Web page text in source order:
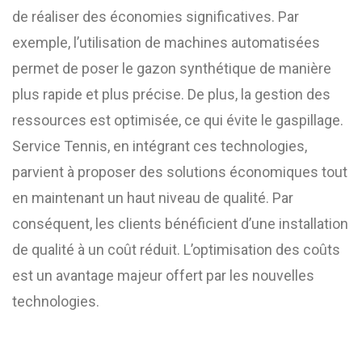
de réaliser des économies significatives. Par
exemple, l’utilisation de machines automatisées
permet de poser le gazon synthétique de manière
plus rapide et plus précise. De plus, la gestion des
ressources est optimisée, ce qui évite le gaspillage.
Service Tennis, en intégrant ces technologies,
parvient à proposer des solutions économiques tout
en maintenant un haut niveau de qualité. Par
conséquent, les clients bénéficient d’une installation
de qualité à un coût réduit. L’optimisation des coûts
est un avantage majeur offert par les nouvelles
technologies.